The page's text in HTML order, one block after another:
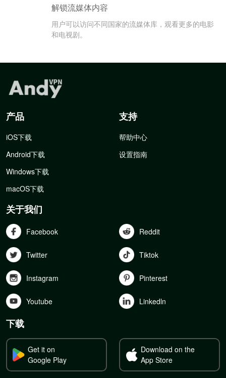
解锁流媒体内容
用户可以访问不同国家的流媒体库，观看更多的电影
和电视剧。
产品
iOS下载
Android下载
Windows下载
macOS下载
支持
帮助中心
设置指南
关于我们
Facebook Reddit
Twitter Tiktok
Instagram Pinterest
Youtube Linkedln
下载
Get it on
Google Play
Download on the
App Store